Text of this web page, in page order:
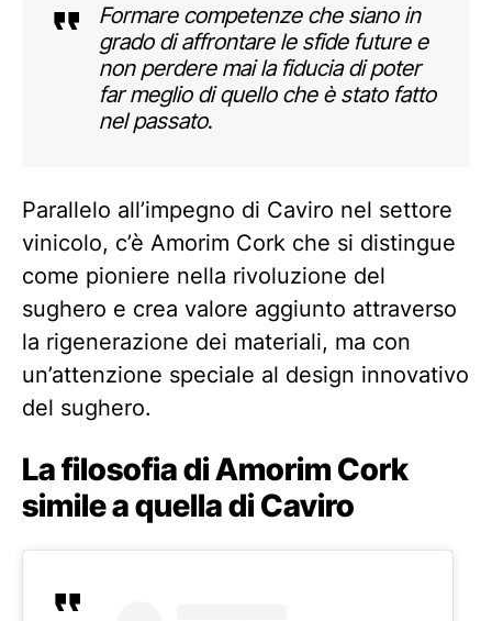
Formare competenze che siano in
grado di affrontare le sfide future e
non perdere mai la fiducia di poter
far meglio di quello che è stato fatto
nel passato.
Parallelo all’impegno di Caviro nel settore
vinicolo, c’è Amorim Cork che si distingue
come pioniere nella rivoluzione del
sughero e crea valore aggiunto attraverso
la rigenerazione dei materiali, ma con
un’attenzione speciale al design innovativo
del sughero.
La filosofia di Amorim Cork
simile a quella di Caviro